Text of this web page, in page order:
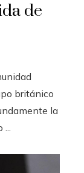
de
británico
la
...